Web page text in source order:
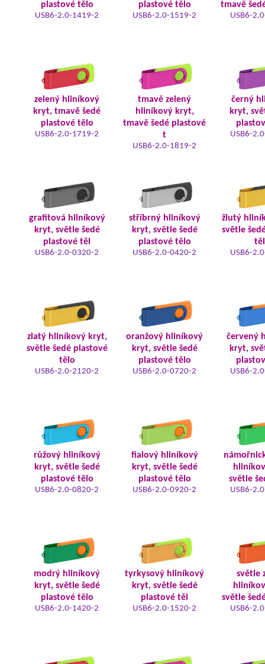
plastové tělo
USB6-2.0-1419-2
plastové tělo
USB6-2.0-1519-2
tmavě
USB6-
zelený hliníkový
kryt, tmavě šedé
plastové tělo
USB6-2.0-1719-2
tmavě zelený
hliníkový kryt,
tmavě šedé plastové
t
USB6-2.0-1819-2
černý
kryt,
USB6-
grafitová hliníkový
kryt, světle šedé
plastové těl
USB6-2.0-0320-2
stříbrný hliníkový
kryt, světle šedé
plastové tělo
USB6-2.0-0420-2
žlutý
světle
USB6-
zlatý hliníkový kryt,
světle šedé plastové
tělo
USB6-2.0-2120-2
oranžový hliníkový
kryt, světle šedé
plastové tělo
USB6-2.0-0720-2
červený
kryt,
USB6-
růžový hliníkový
kryt, světle šedé
plastové tělo
USB6-2.0-0820-2
fialový hliníkový
kryt, světle šedé
plastové tělo
USB6-2.0-0920-2
světle
USB6-
modrý hliníkový
kryt, světle šedé
plastové tělo
USB6-2.0-1420-2
tyrkysový hliníkový
kryt, světle šedé
plastové těl
USB6-2.0-1520-2
světle
světle
USB6-